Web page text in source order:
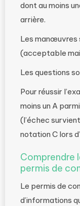
dont au moins
arrière.
Les manœuvres
(acceptable
Les questions
Pour réussir
moins un A
(l’échec
notation C lors
Comprendre
permis de
Le permis de
d’informations